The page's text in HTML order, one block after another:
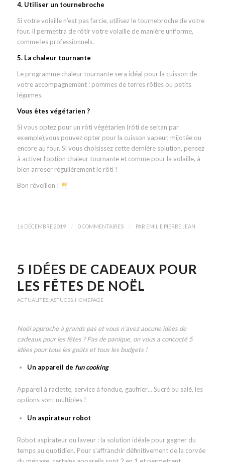
4. Utiliser un tournebroche
Si votre volaille n’est pas farcie, utilisez le tournebroche de votre
four. Il permettra de rôtir votre volaille de manière uniforme,
comme les professionnels.
5. La chaleur tournante
Le programme chaleur tournante sera idéal pour la cuisson de
votre accompagnement : pommes de terres rôties ou petits
légumes.
Vous êtes végétarien ?
Si vous optez pour un rôti végétarien (rôti de seitan par
exemple),vous pouvez opter pour la cuisson vapeur, mijotée ou
encore au four. Si vous choisissez cette dernière solution, pensez
à activer l’option chaleur tournante et comme pour la volaille, à
bien arroser régulièrement le rôti !
Bon réveillon !
16 DÉCEMBRE 2019 0 COMMENTAIRES PAR EMILIE PIERRE JEAN
5 IDÉES DE CADEAUX POUR
LES FÊTES DE NOËL
ACTUALITÉS, ASTUCES, HOMEPAGE
Noël approche à grands pas et vous n’avez aucune idées de
cadeaux pour les fêtes ? Pas de panique, on vous a concocté 5
idées pour tous les goûts et tous les budgets !
Un appareil de fun cooking
Appareil à raclette, service à fondue, gaufrier… Sucré ou salé, les
options sont multiples !
Un aspirateur robot
Robot aspirateur ou laveur : la solution idéale pour gagner du
temps au quotidien. Pour s’affranchir définitivement de la corvée